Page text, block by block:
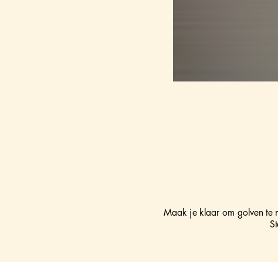
Maak je klaar om golven te